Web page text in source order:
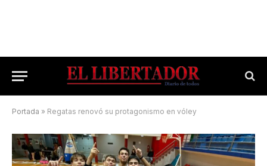
Portada » Regatas renovó su protagonismo en vóley